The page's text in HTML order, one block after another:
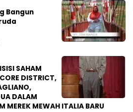
Bangun
SAHAM
DISTRICT,
DALAM
MEREK MEWAH ITALIA BARU